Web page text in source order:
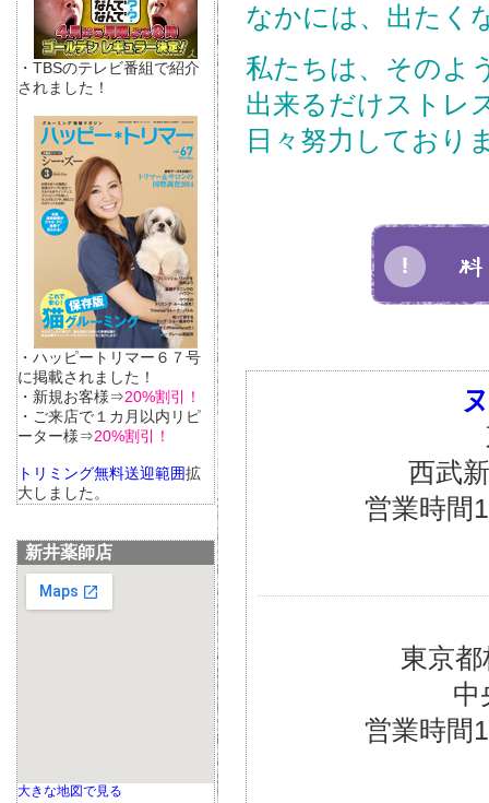
・TBSのテレビ番組で紹介
されました！
・ハッピートリマー６７号
に掲載されました！
・新規お客様⇒20%割引！
・ご来店で１カ月以内リピ
ーター様⇒20%割引！
トリミング無料送迎範囲拡
大しました。
新井薬師店
大きな地図で見る
なかには、出たく
私たちは、そのよ
出来るだけストレ
日々努力しており
西武
営業時間
東京
中
営業時間